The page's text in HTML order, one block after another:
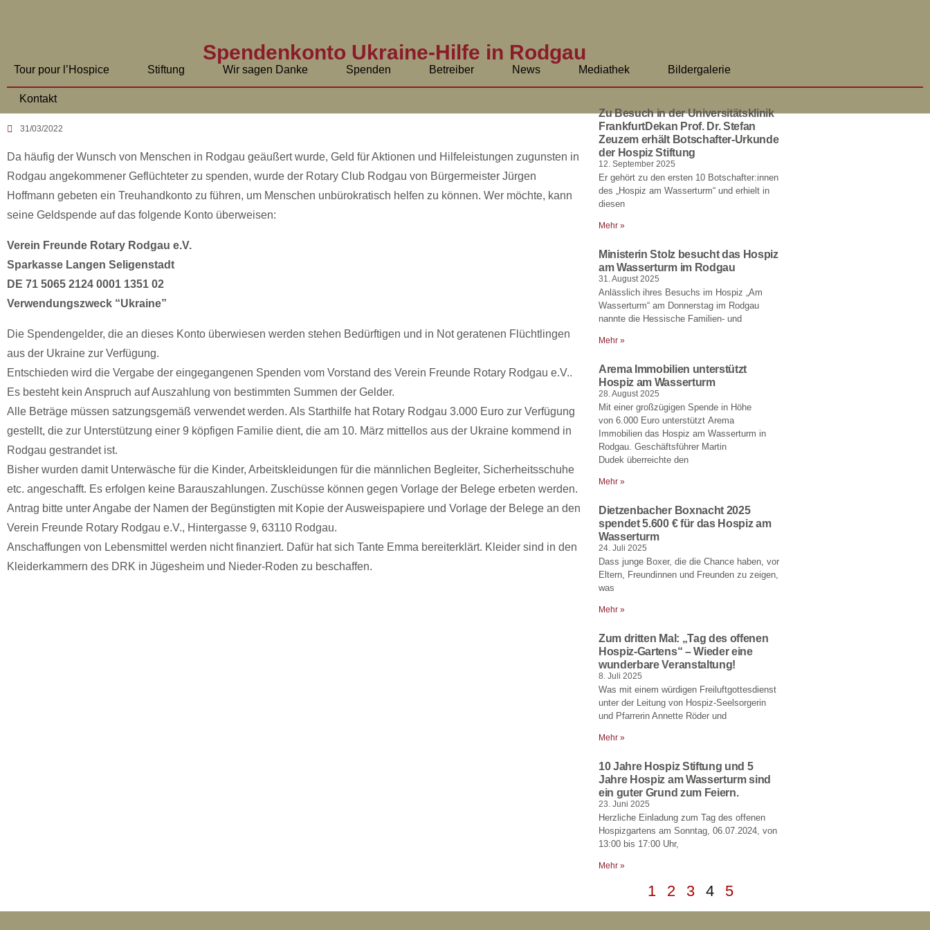
Tour pour l’Hospice Stiftung Wir sagen Danke Spenden Betreiber News Mediathek Bildergalerie
Kontakt
Spendenkonto Ukraine-Hilfe in Rodgau
31/03/2022
Da häufig der Wunsch von Menschen in Rodgau geäußert wurde, Geld für Aktionen und Hilfeleistungen zugunsten in
Rodgau angekommener Geflüchteter zu spenden, wurde der Rotary Club Rodgau von Bürgermeister Jürgen
Hoffmann gebeten ein Treuhandkonto zu führen, um Menschen unbürokratisch helfen zu können. Wer möchte, kann
seine Geldspende auf das folgende Konto überweisen:
Verein Freunde Rotary Rodgau e.V.
Sparkasse Langen Seligenstadt
DE 71 5065 2124 0001 1351 02
Verwendungszweck “Ukraine”
Die Spendengelder, die an dieses Konto überwiesen werden stehen Bedürftigen und in Not geratenen Flüchtlingen
aus der Ukraine zur Verfügung.
Entschieden wird die Vergabe der eingegangenen Spenden vom Vorstand des Verein Freunde Rotary Rodgau e.V..
Es besteht kein Anspruch auf Auszahlung von bestimmten Summen der Gelder.
Alle Beträge müssen satzungsgemäß verwendet werden. Als Starthilfe hat Rotary Rodgau 3.000 Euro zur Verfügung
gestellt, die zur Unterstützung einer 9 köpfigen Familie dient, die am 10. März mittellos aus der Ukraine kommend in
Rodgau gestrandet ist.
Bisher wurden damit Unterwäsche für die Kinder, Arbeitskleidungen für die männlichen Begleiter, Sicherheitsschuhe
etc. angeschafft. Es erfolgen keine Barauszahlungen. Zuschüsse können gegen Vorlage der Belege erbeten werden.
Antrag bitte unter Angabe der Namen der Begünstigten mit Kopie der Ausweispapiere und Vorlage der Belege an den
Verein Freunde Rotary Rodgau e.V., Hintergasse 9, 63110 Rodgau.
Anschaffungen von Lebensmittel werden nicht finanziert. Dafür hat sich Tante Emma bereiterklärt. Kleider sind in den
Kleiderkammern des DRK in Jügesheim und Nieder-Roden zu beschaffen.
Zu Besuch in der Universitätsklinik
FrankfurtDekan Prof. Dr. Stefan
Zeuzem erhält Botschafter-Urkunde
der Hospiz Stiftung
12. September 2025
Er gehört zu den ersten 10 Botschafter:innen
des „Hospiz am Wasserturm“ und erhielt in
diesen
Mehr »
Ministerin Stolz besucht das Hospiz
am Wasserturm im Rodgau
31. August 2025
Anlässlich ihres Besuchs im Hospiz „Am
Wasserturm“ am Donnerstag im Rodgau
nannte die Hessische Familien- und
Mehr »
Arema Immobilien unterstützt
Hospiz am Wasserturm
28. August 2025
Mit einer großzügigen Spende in Höhe
von 6.000 Euro unterstützt Arema
Immobilien das Hospiz am Wasserturm in
Rodgau. Geschäftsführer Martin
Dudek überreichte den
Mehr »
Dietzenbacher Boxnacht 2025
spendet 5.600 € für das Hospiz am
Wasserturm
24. Juli 2025
Dass junge Boxer, die die Chance haben, vor
Eltern, Freundinnen und Freunden zu zeigen,
was
Mehr »
Zum dritten Mal: „Tag des offenen
Hospiz-Gartens“ – Wieder eine
wunderbare Veranstaltung!
8. Juli 2025
Was mit einem würdigen Freiluftgottesdienst
unter der Leitung von Hospiz-Seelsorgerin
und Pfarrerin Annette Röder und
Mehr »
10 Jahre Hospiz Stiftung und 5
Jahre Hospiz am Wasserturm sind
ein guter Grund zum Feiern.
23. Juni 2025
Herzliche Einladung zum Tag des offenen
Hospizgartens am Sonntag, 06.07.2024, von
13:00 bis 17:00 Uhr,
Mehr »
1 2 3 4 5